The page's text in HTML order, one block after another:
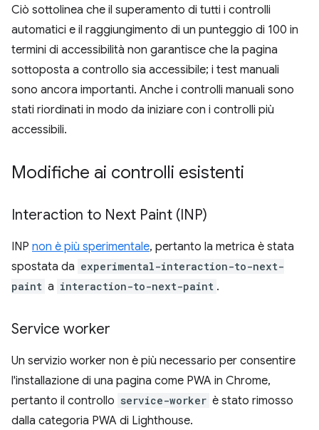
Ciò sottolinea che il superamento di tutti i controlli
automatici e il raggiungimento di un punteggio di 100 in
termini di accessibilità non garantisce che la pagina
sottoposta a controllo sia accessibile; i test manuali
sono ancora importanti. Anche i controlli manuali sono
stati riordinati in modo da iniziare con i controlli più
accessibili.
Modifiche ai controlli esistenti
Interaction to Next Paint (INP)
INP non è più sperimentale, pertanto la metrica è stata
spostata da experimental-interaction-to-next-
paint a interaction-to-next-paint .
Service worker
Un servizio worker non è più necessario per consentire
l'installazione di una pagina come PWA in Chrome,
pertanto il controllo service-worker è stato rimosso
dalla categoria PWA di Lighthouse.